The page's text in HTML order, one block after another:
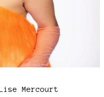
Mercourt